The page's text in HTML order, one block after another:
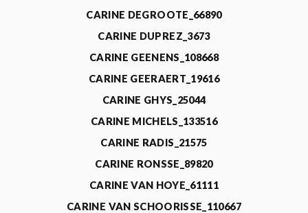
CARINE DEGROOTE_66890
CARINE DUPREZ_3673
CARINE GEENENS_108668
CARINE GEERAERT_19616
CARINE GHYS_25044
CARINE MICHELS_133516
CARINE RADIS_21575
CARINE RONSSE_89820
CARINE VAN HOYE_61111
CARINE VAN SCHOORISSE_110667